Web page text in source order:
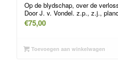
Op de blydschap, over de
Door J. v. Vondel. z.p., z.j.,
€75,00
Toevoegen aan winkelwagen